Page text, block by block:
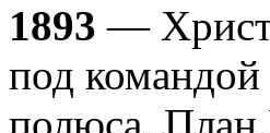
1893 —
под
полюса. План